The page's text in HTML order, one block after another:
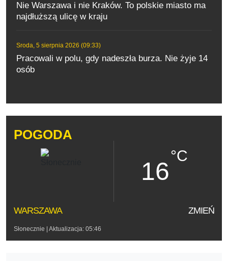
Nie Warszawa i nie Kraków. To polskie miasto ma
najdłuższą ulicę w kraju
Sroda, 5 sierpnia 2026 (09:33)
Pracowali w polu, gdy nadeszła burza. Nie żyje 14
osób
POGODA
16
°C
WARSZAWA ZMIEŃ
Słonecznie | Aktualizacja: 05:46